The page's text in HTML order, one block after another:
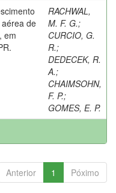
de
em
RACHWAL,
M. F. G.;
CURCIO, G.
R.;
DEDECEK, R.
A.;
CHAIMSOHN,
F. P.;
GOMES, E. P.
Anterior 1 Póximo